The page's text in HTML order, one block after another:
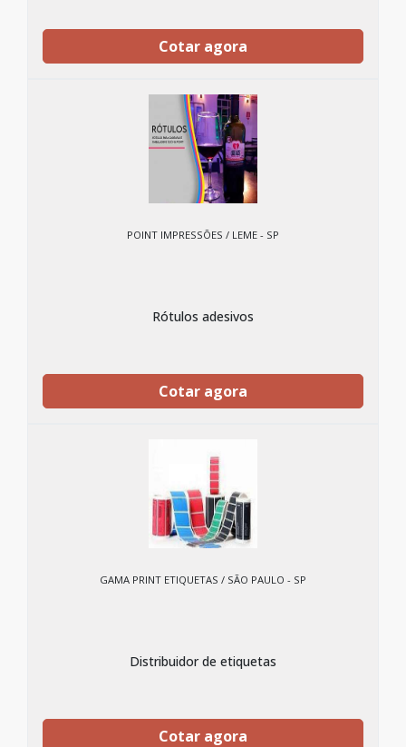
Cotar agora
POINT IMPRESSÕES / LEME - SP
Rótulos adesivos
Cotar agora
GAMA PRINT ETIQUETAS / SÃO PAULO - SP
Distribuidor de etiquetas
Cotar agora